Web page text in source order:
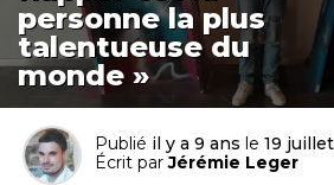
personne la plus
talentueuse du
monde »
Publié il y a 9 ans le 19
Écrit par Jérémie Leger